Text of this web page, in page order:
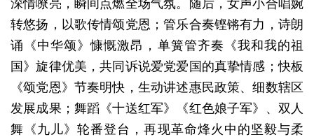
深情嘹亮，瞬间点燃全场气氛。随后，女声小合唱婉
转悠扬，以歌传情颂党恩；管乐合奏铿锵有力，诗朗
诵《中华颂》慷慨激昂，单簧管齐奏《我和我的祖
国》旋律优美，共同诉说爱党爱国的真挚情感；快板
《颂党恩》节奏明快，生动讲述惠民政策、细数辖区
发展成果；舞蹈《十送红军》《红色娘子军》、双人
舞《九儿》轮番登台，再现革命烽火中的坚毅与柔